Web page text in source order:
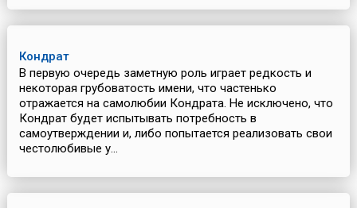
Кондрат
В первую очередь заметную роль играет редкость и
некоторая грубоватость имени, что частенько
отражается на самолюбии Кондрата. Не исключено, что
Кондрат будет испытывать потребность в
самоутверждении и, либо попытается реализовать свои
честолюбивые у...